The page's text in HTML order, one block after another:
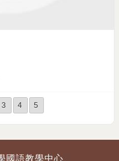
3 4 5
國語教學中心